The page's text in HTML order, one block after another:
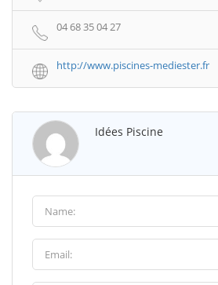
04 68 35 04 27
http://www.piscines-mediester.fr
Idées Piscine